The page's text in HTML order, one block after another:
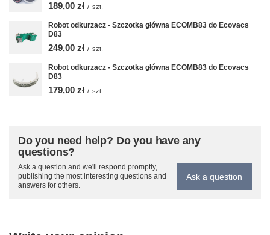
189,00 zł / szt.
Robot odkurzacz - Szczotka główna ECOMB83 do Ecovacs
D83
249,00 zł / szt.
Robot odkurzacz - Szczotka główna ECOMB83 do Ecovacs
D83
179,00 zł / szt.
Do you need help? Do you have any
questions?
Ask a question and we'll respond promptly,
publishing the most interesting questions and
answers for others.
Ask a question